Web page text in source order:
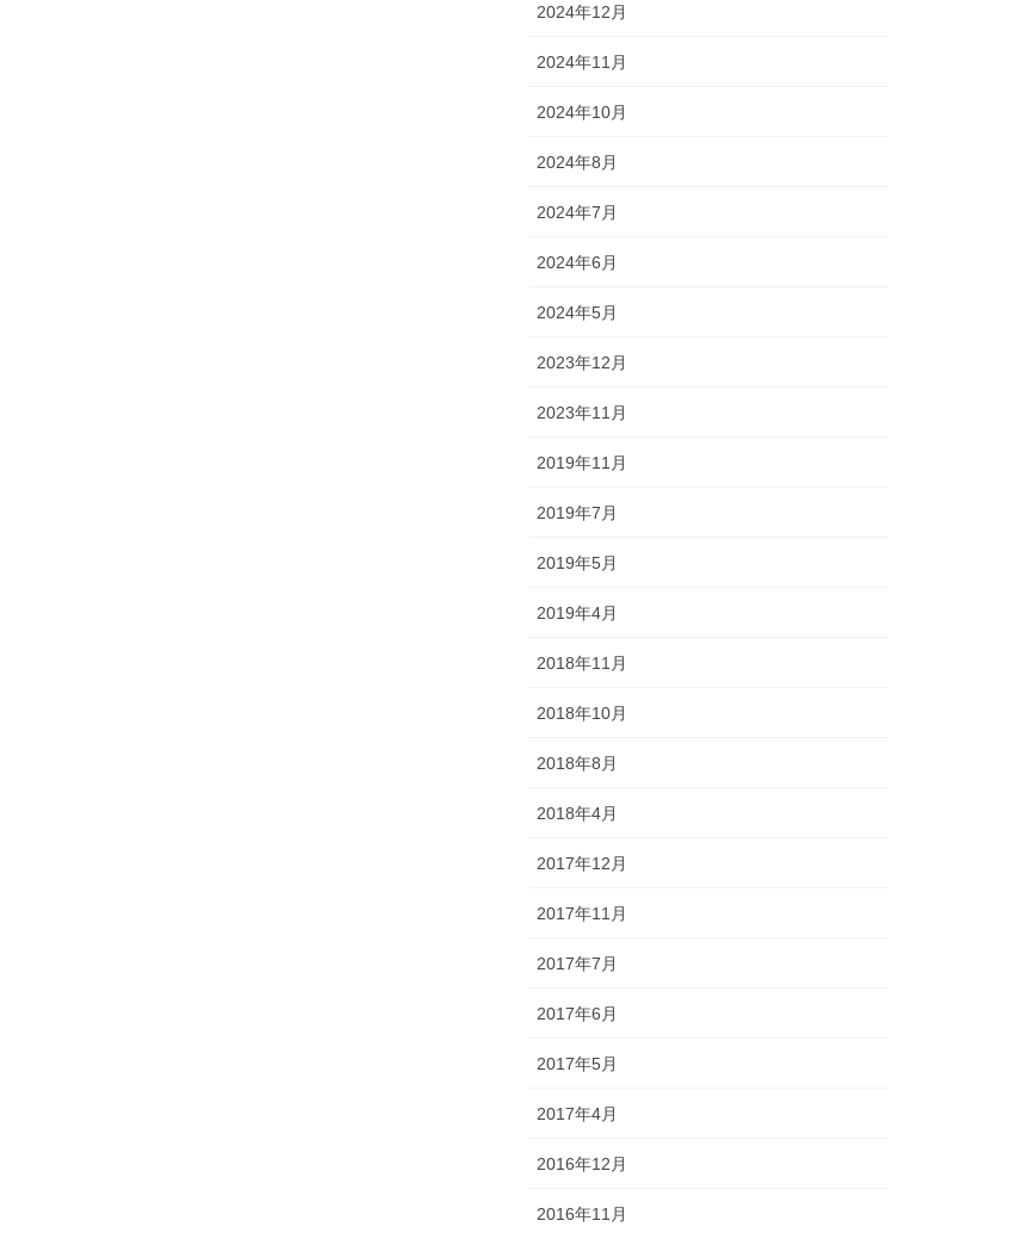
2024年12月
2024年11月
2024年10月
2024年8月
2024年7月
2024年6月
2024年5月
2023年12月
2023年11月
2019年11月
2019年7月
2019年5月
2019年4月
2018年11月
2018年10月
2018年8月
2018年4月
2017年12月
2017年11月
2017年7月
2017年6月
2017年5月
2017年4月
2016年12月
2016年11月